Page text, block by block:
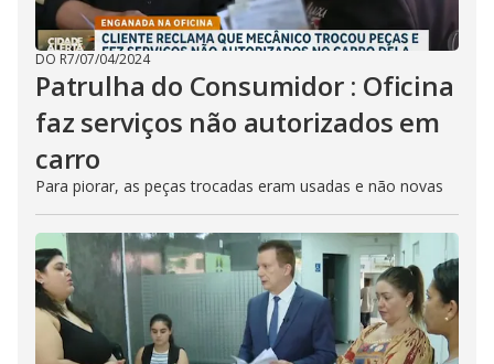
DO R7/07/04/2024
Patrulha do Consumidor : Oficina
faz serviços não autorizados em
carro
Para piorar, as peças trocadas eram usadas e não novas